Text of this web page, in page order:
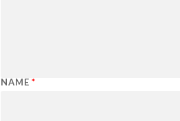
NAME *